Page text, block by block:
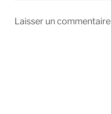
Laisser un commentaire